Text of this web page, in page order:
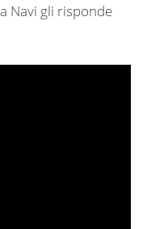
Navi gli risponde